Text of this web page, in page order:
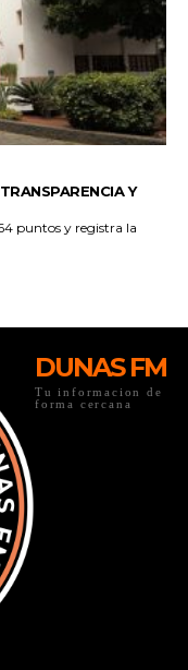
DUNAS FM
Tu informacion de
forma cercana